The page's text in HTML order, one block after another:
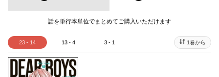
話を単行本単位でまとめてご購入いただけます
23 - 14 13 - 4 3 - 1 1巻から